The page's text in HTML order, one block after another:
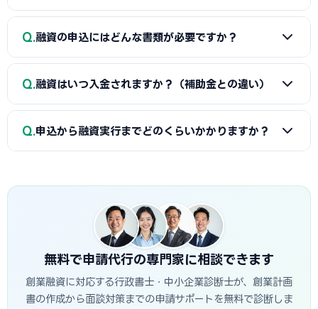
歴」です。通帳で計画的な資金準備を示せると評価が高まり
ます。一時的な借入による見せ金は逆効果なので避けましょ
A
①自己資金の額と出所、②事業の経験・スキル、③創業
尼崎市の市場環境や自身の強みを踏まえた、堅実かつ実現可
能な計画ほど高く評価されます。創業融資代行はこの作り込
Q 融資の申込にはどんな書類が必要ですか？
A
一般的に、創業計画書、資金繰り表、見積書、自己資金
決算書などが必要です。創業融資代行はこれらの書類作成・
整備と不備チェックを代行し、面談で説明すべき要点まで準
Q 融資はいつ入金されますか？（補助金との違い）
A
融資は補助金と違い「前払い」です。審査通過・契約後
Q 申込から融資実行までどのくらいかかりますか？
資実行までおおむね3週間〜1.5か月程度が目安です。信用保
証協会・制度融資は金融機関と保証協会の二段階審査のた
め、もう少し時間がかかる場合があります。創業スケジュール
から逆算し、早めに準備を始めることが重要です。
無料で申請代行の専門家に相談できます
創業融資に対応する行政書士・中小企業診断士が、創業計画
書の作成から面談対策までの申請サポートを無料で診断しま